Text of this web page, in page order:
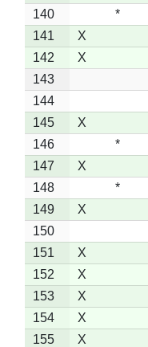
140
*
141
X
142
X
143
144
145
X
146
*
147
X
148
*
149
X
150
151
X
152
X
153
X
154
X
155
X